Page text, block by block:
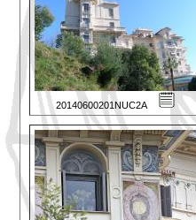
20140600201NUC2A